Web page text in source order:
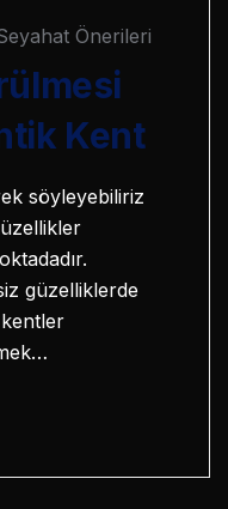
Önerileri
Kent
söyleyebiliriz
güzelliklerde